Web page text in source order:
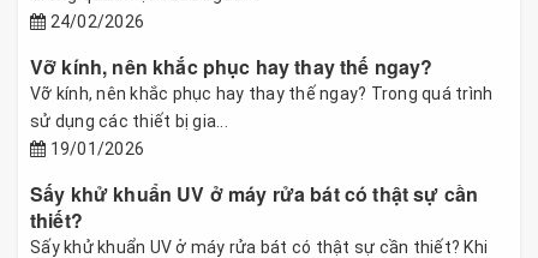
24/02/2026
Vỡ kính, nên khắc phục hay thay thế ngay?
Vỡ kính, nên khắc phục hay thay thế ngay? Trong quá trình
sử dụng các thiết bị gia...
19/01/2026
Sấy khử khuẩn UV ở máy rửa bát có thật sự cần
thiết?
Sấy khử khuẩn UV ở máy rửa bát có thật sự cần thiết? Khi